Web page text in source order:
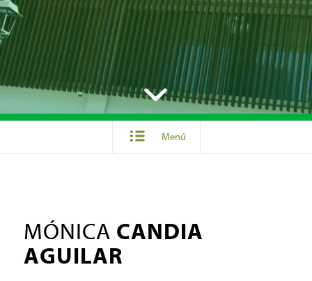
Menú
MÓNICA CANDIA
AGUILAR